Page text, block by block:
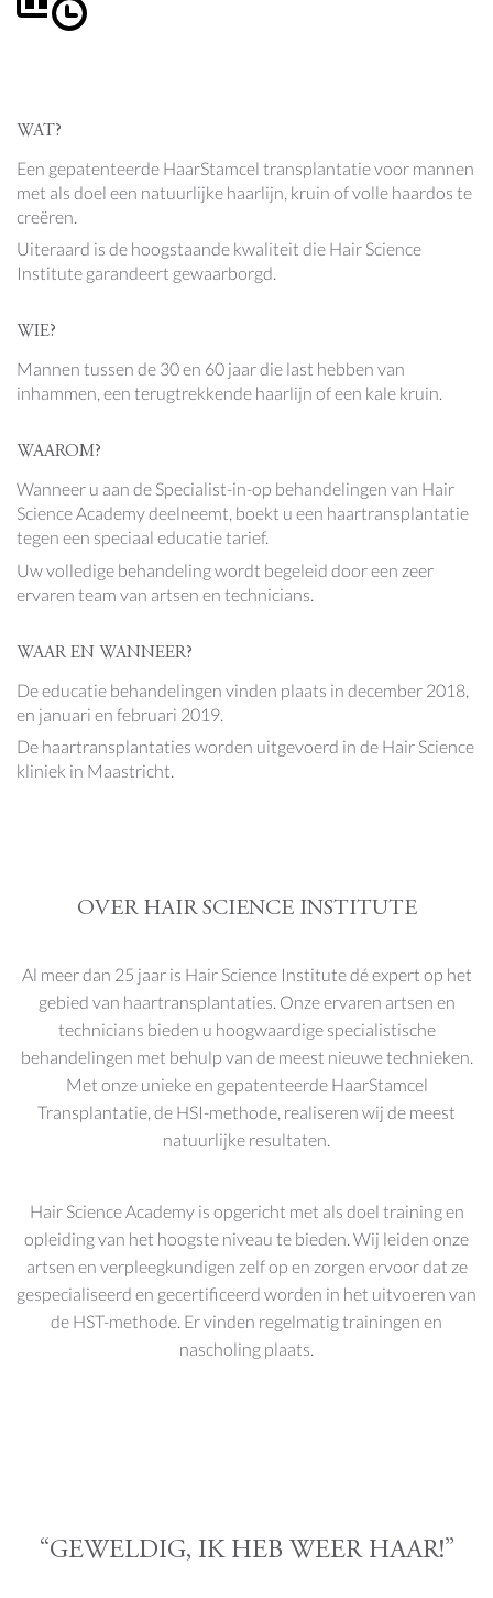
WAT?
Een gepatenteerde HaarStamcel transplantatie voor mannen
met als doel een natuurlijke haarlijn, kruin of volle haardos te
creëren.
Uiteraard is de hoogstaande kwaliteit die Hair Science
Institute garandeert gewaarborgd.
WIE?
Mannen tussen de 30 en 60 jaar die last hebben van
inhammen, een terugtrekkende haarlijn of een kale kruin.
WAAROM?
Wanneer u aan de Specialist-in-op behandelingen van Hair
Science Academy deelneemt, boekt u een haartransplantatie
tegen een speciaal educatie tarief.
Uw volledige behandeling wordt begeleid door een zeer
ervaren team van artsen en technicians.
WAAR EN WANNEER?
De educatie behandelingen vinden plaats in december 2018,
en januari en februari 2019.
De haartransplantaties worden uitgevoerd in de Hair Science
kliniek in Maastricht.
OVER HAIR SCIENCE INSTITUTE
Al meer dan 25 jaar is Hair Science Institute dé expert op het
gebied van haartransplantaties. Onze ervaren artsen en
technicians bieden u hoogwaardige specialistische
behandelingen met behulp van de meest nieuwe technieken.
Met onze unieke en gepatenteerde HaarStamcel
Transplantatie, de HSI-methode, realiseren wij de meest
natuurlijke resultaten.
Hair Science Academy is opgericht met als doel training en
opleiding van het hoogste niveau te bieden. Wij leiden onze
artsen en verpleegkundigen zelf op en zorgen ervoor dat ze
gespecialiseerd en gecertificeerd worden in het uitvoeren van
de HST-methode. Er vinden regelmatig trainingen en
nascholing plaats.
“GEWELDIG, IK HEB WEER HAAR!”